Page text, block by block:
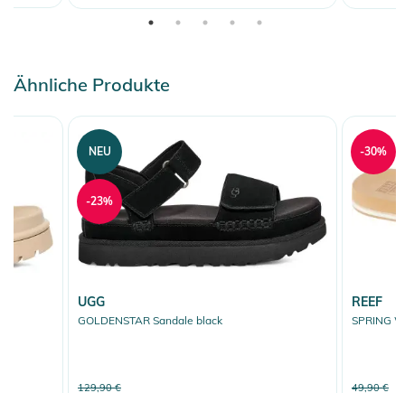
Ähnliche Produkte
UGG
GOLDENSTAR Sandale black
129,90 €
NEU
-23%
REEF
SPRING
49,90 €
-30%